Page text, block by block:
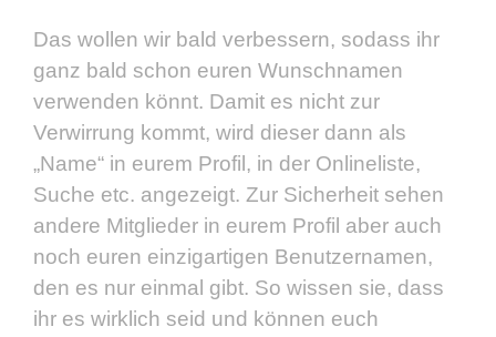
Das wollen wir bald verbessern, sodass ihr
ganz bald schon euren Wunschnamen
verwenden könnt. Damit es nicht zur
Verwirrung kommt, wird dieser dann als
„Name“ in eurem Profil, in der Onlineliste,
Suche etc. angezeigt. Zur Sicherheit sehen
andere Mitglieder in eurem Profil aber auch
noch euren einzigartigen Benutzernamen,
den es nur einmal gibt. So wissen sie, dass
ihr es wirklich seid und können euch